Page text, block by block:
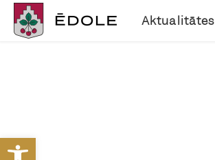
Open toolbar
Aktualitātes